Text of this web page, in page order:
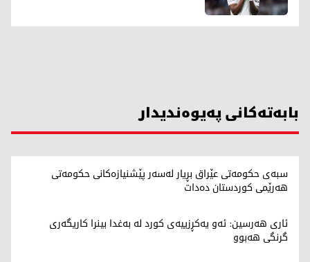
بابەتەکانی پەیوەندیدار
سبەی حکومەتی عێراق بڕیار لەسەر پێشنیازەکانی حکومەتی
هەرێمی کوردستان دەدات
ئاری هەرسین: ئەو یەکڕزییەی کورد لە بەغدا بینرا کاریگەری
گرنگی هەبوو